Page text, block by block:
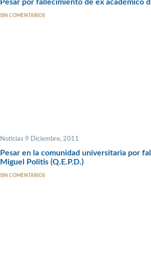
Pesar por fallecimiento de ex académico
SIN COMENTARIOS
Noticias 9 Diciembre, 2011
Pesar en la comunidad universitaria por
Miguel Politis (Q.E.P.D.)
SIN COMENTARIOS